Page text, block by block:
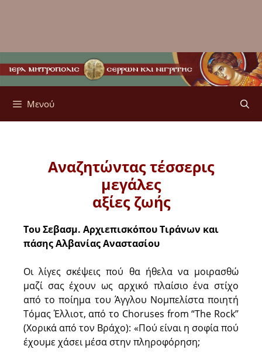
Μενού
Αναζητώντας τέσσερις
μεγάλες
αξίες ζωής
Του Σεβασμ. Αρχιεπισκόπου Τιράνων και
πάσης Αλβανίας Αναστασίου
Οι λίγες σκέψεις πού θα ήθελα να μοιρασθώ
μαζί σας έχουν ως αρχικό πλαίσιο ένα στίχο
από το ποίημα του Άγγλου Νομπελίστα ποιητή
Τόμας Έλλιοτ, από το Choruses from “The Rock’’
(Χορικά από τον Βράχο): «Πού είναι η σοφία πού
έχουμε χάσει μέσα στην πληροφόρηση;